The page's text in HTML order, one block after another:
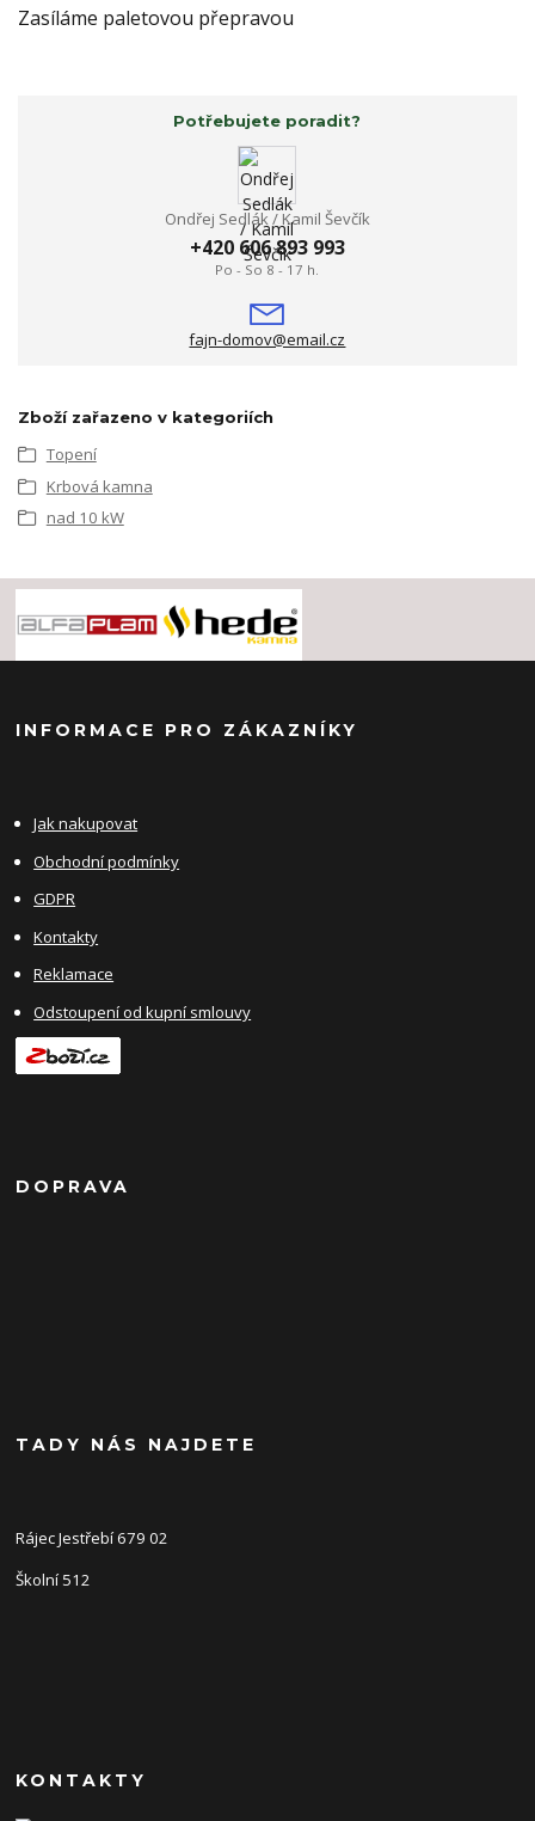
Zasíláme paletovou přepravou
Potřebujete poradit?
Ondřej Sedlák / Kamil Ševčík
+420 606 893 993
Po - So 8 - 17 h.
fajn-domov@email.cz
Zboží zařazeno v kategoriích
Topení
Krbová kamna
nad 10 kW
INFORMACE PRO ZÁKAZNÍKY
Jak nakupovat
Obchodní podmínky
GDPR
Kontakty
Reklamace
Odstoupení od kupní smlouvy
DOPRAVA
TADY NÁS NAJDETE
Rájec Jestřebí 679 02
Školní 512
KONTAKTY